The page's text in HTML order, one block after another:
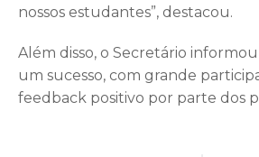
nossos estudantes”, destacou.
Além disso, o Secretário
um sucesso, com grande
feedback positivo por parte dos